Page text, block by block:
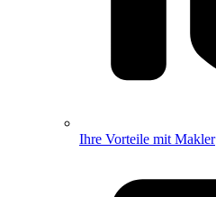
Ihre Vorteile mit Makler